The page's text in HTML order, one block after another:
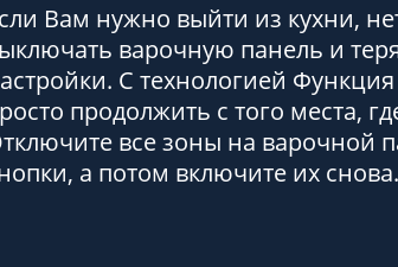
Вам нужно выйти из кухни,
варочную панель и
С технологией
продолжить с того места,
все зоны на варочной
а потом включите их снова.